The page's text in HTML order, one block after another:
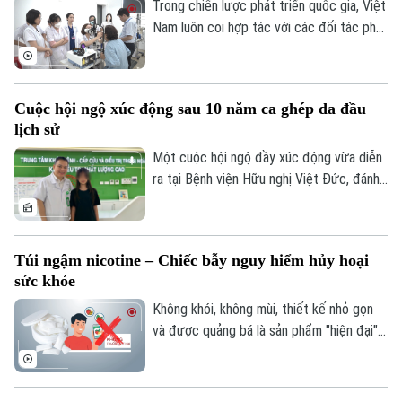
Quần vợt
Golf
Tin tức
Sao
Điện ảnh
Âm nhạc
Đã phát sóng
2026.
Trong chiến lược phát triển quốc gia, Việt
Nam luôn coi hợp tác với các đối tác phát
sức khỏe công bằng, bền vững. Trong lĩnh
lòa, Orbis - tổ chức phi chính phủ quốc tế
- đã đồng hành với ngành mắt Việt Nam
Cuộc hội ngộ xúc động sau 10 năm ca ghép da đầu
lịch sử
Một cuộc hội ngộ đầy xúc động vừa diễn
ra tại Bệnh viện Hữu nghị Việt Đức, đánh
Túi ngậm nicotine – Chiếc bẫy nguy hiểm hủy hoại
sức khỏe
Không khói, không mùi, thiết kế nhỏ gọn
và được quảng bá là sản phẩm "hiện đại",